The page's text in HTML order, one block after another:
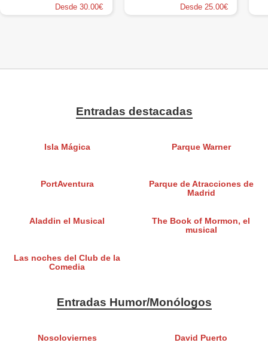
Desde 30.00€ Desde 25.00€
Entradas destacadas
Isla Mágica Parque Warner
PortAventura
Parque de Atracciones de
Madrid
Aladdin el Musical
The Book of Mormon, el
musical
Las noches del Club de la
Comedia
Entradas Humor/Monólogos
Nosoloviernes David Puerto